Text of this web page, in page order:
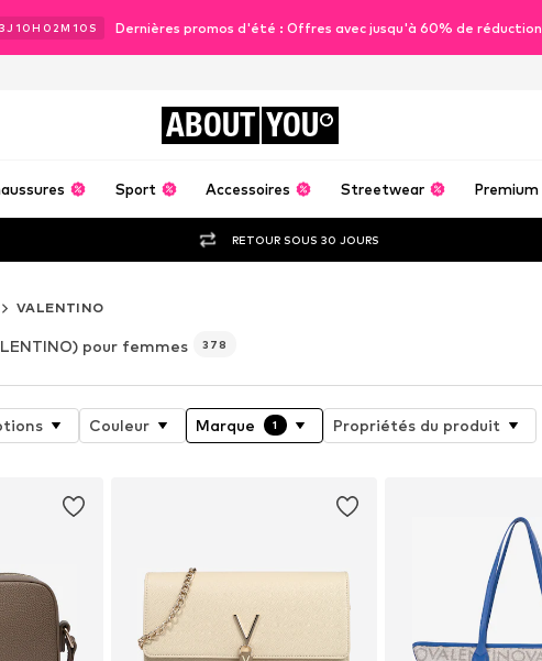
J 10H 02M 08 S Dernières promos d'été : Offres avec jusqu'à 60% de réduction
ABOUT YOU
Sport Accessoires Streetwear Premium
RETOUR SOUS 30 JOURS
VALENTINO
pour femmes 378
Couleur Marque 1 Propriétés du produit